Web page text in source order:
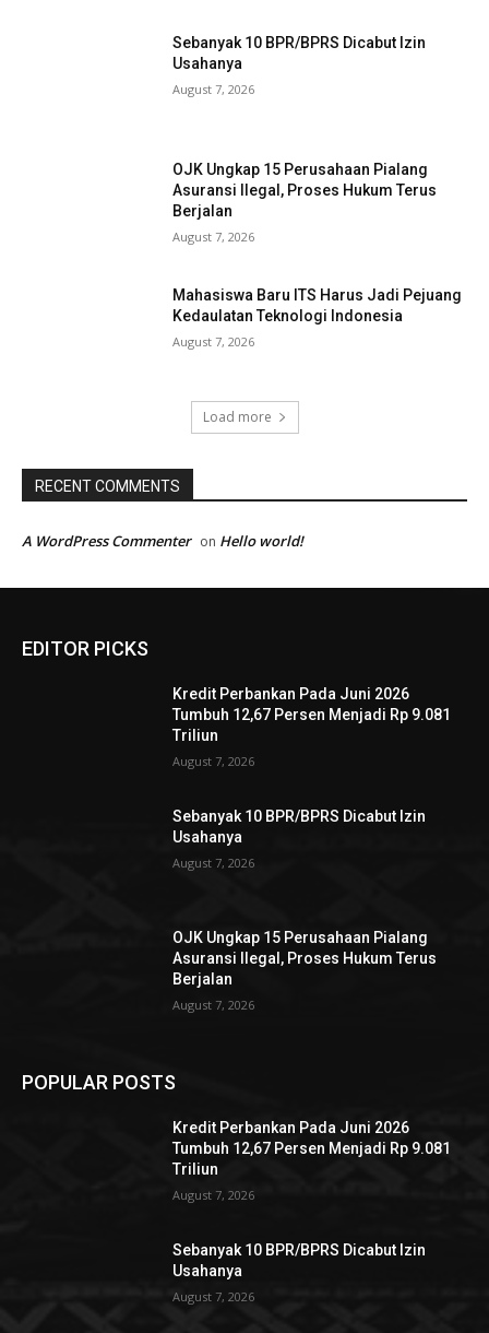
Sebanyak 10 BPR/BPRS Dicabut Izin
Usahanya
August 7, 2026
OJK Ungkap 15 Perusahaan Pialang
Asuransi Ilegal, Proses Hukum Terus
Berjalan
August 7, 2026
Mahasiswa Baru ITS Harus Jadi Pejuang
Kedaulatan Teknologi Indonesia
August 7, 2026
Load more
RECENT COMMENTS
A WordPress Commenter on Hello world!
EDITOR PICKS
Kredit Perbankan Pada Juni 2026
Tumbuh 12,67 Persen Menjadi Rp 9.081
Triliun
August 7, 2026
Sebanyak 10 BPR/BPRS Dicabut Izin
Usahanya
August 7, 2026
OJK Ungkap 15 Perusahaan Pialang
Asuransi Ilegal, Proses Hukum Terus
Berjalan
August 7, 2026
POPULAR POSTS
Kredit Perbankan Pada Juni 2026
Tumbuh 12,67 Persen Menjadi Rp 9.081
Triliun
August 7, 2026
Sebanyak 10 BPR/BPRS Dicabut Izin
Usahanya
August 7, 2026